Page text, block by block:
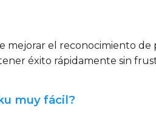
mejorar el reconocimiento
éxito rápidamente sin
muy fácil?